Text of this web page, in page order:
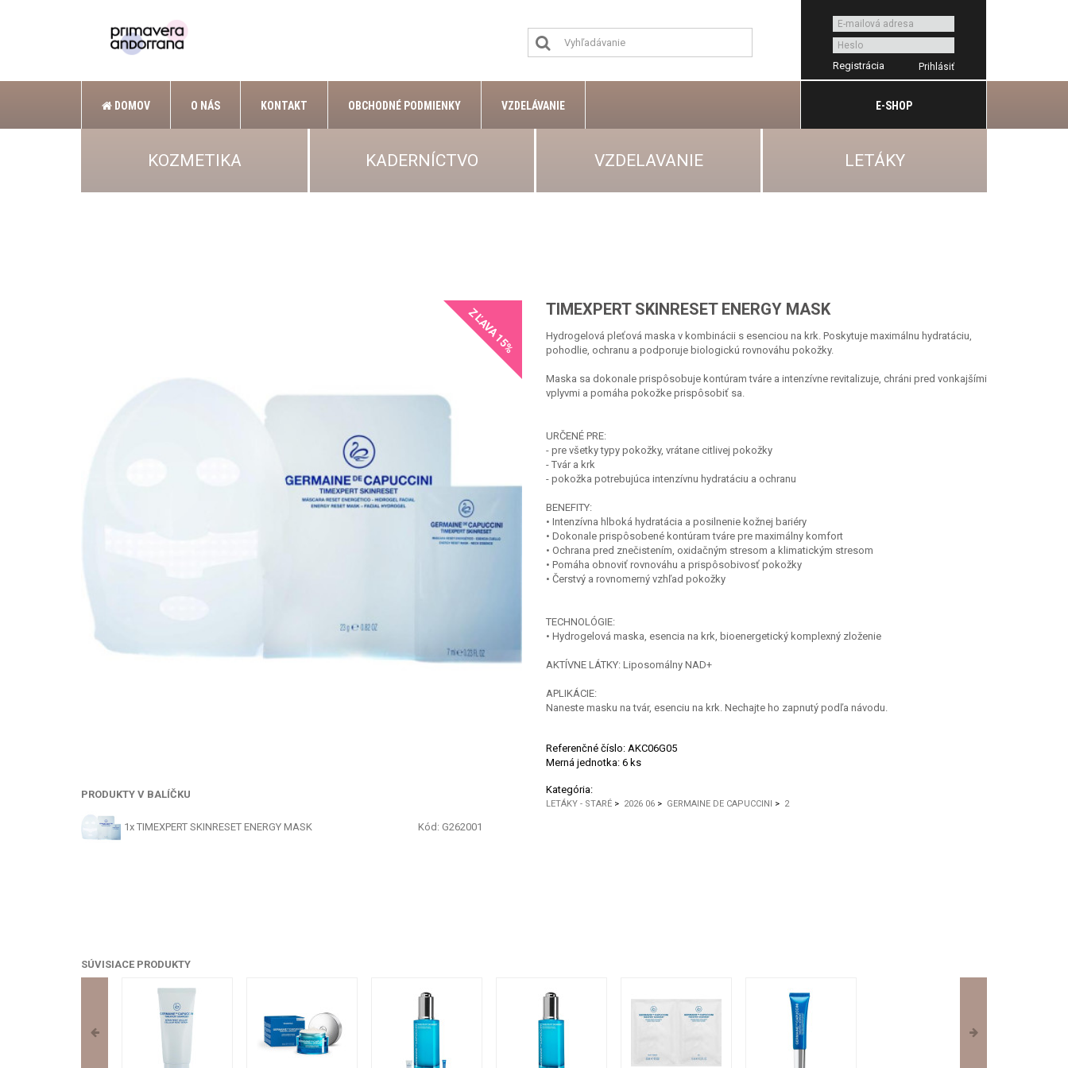
Registrácia
DOMOV O NÁS KONTAKT OBCHODNÉ PODMIENKY VZDELÁVANIE E-SHOP
KOZMETIKA KADERNÍCTVO VZDELAVANIE LETÁKY
ZĽAVA 15%
PRODUKTY V BALÍČKU
1x TIMEXPERT SKINRESET ENERGY MASK Kód: G262001
TIMEXPERT SKINRESET ENERGY MASK
Hydrogelová pleťová maska v kombinácii s esenciou na krk. Poskytuje maximálnu hydratáciu,
pohodlie, ochranu a podporuje biologickú rovnováhu pokožky.
Maska sa dokonale prispôsobuje kontúram tváre a intenzívne revitalizuje, chráni pred vonkajšími
vplyvmi a pomáha pokožke prispôsobiť sa.
URČENÉ PRE:
- pre všetky typy pokožky, vrátane citlivej pokožky
- Tvár a krk
- pokožka potrebujúca intenzívnu hydratáciu a ochranu
BENEFITY:
• Intenzívna hlboká hydratácia a posilnenie kožnej bariéry
• Dokonale prispôsobené kontúram tváre pre maximálny komfort
• Ochrana pred znečistením, oxidačným stresom a klimatickým stresom
• Pomáha obnoviť rovnováhu a prispôsobivosť pokožky
• Čerstvý a rovnomerný vzhľad pokožky
TECHNOLÓGIE:
• Hydrogelová maska, esencia na krk, bioenergetický komplexný zloženie
AKTÍVNE LÁTKY: Liposomálny NAD+
APLIKÁCIE:
Naneste masku na tvár, esenciu na krk. Nechajte ho zapnutý podľa návodu.
Referenčné číslo: AKC06G05
Merná jednotka: 6 ks
Kategória:
LETÁKY - STARÉ > 2026 06 > GERMAINE DE CAPUCCINI > 2
SÚVISIACE PRODUKTY